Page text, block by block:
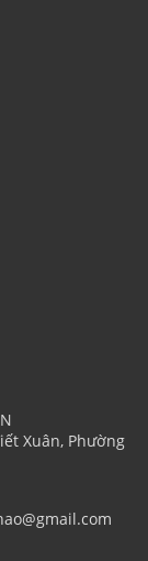
Xuân, Phường